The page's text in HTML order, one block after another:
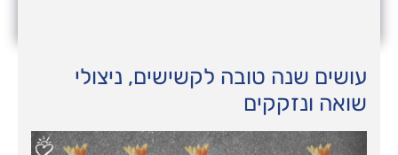
עושים שנה טובה לקשישים, ניצולי
שואה ונזקקים